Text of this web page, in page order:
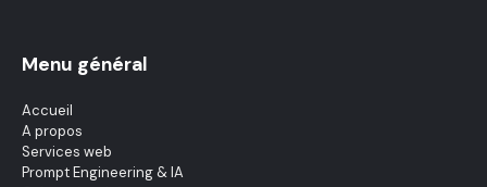
Menu général
Accueil
A propos
Services web
Prompt Engineering & IA